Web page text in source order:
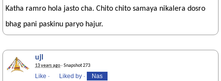
Katha ramro hola jasto cha. Chito chito samaya nikalera dosro
bhag pani paskinu paryo hajur.
ujl
13 years ago· Snapshot 273
Like · Liked by · Nas